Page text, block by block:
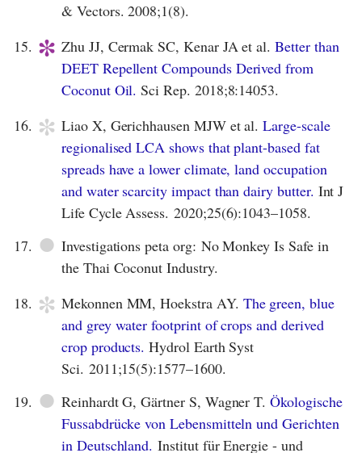
& Vectors. 2008;1(8).
15. * Zhu JJ, Cermak SC, Kenar JA et al.Better than
DEET Repellent Compounds Derived from
Coconut Oil. Sci Rep. 2018;8:14053.
16. * Liao X, Gerichhausen MJW et al.Large-scale
regionalised LCA shows that plant-based fat
spreads have a lower climate, land occupation
and water scarcity impact than dairy butter. Int J
Life Cycle Assess. 2020;25(6):1043–1058.
17. ● Investigations peta org: No Monkey Is Safe in
the Thai Coconut Industry.
18. * Mekonnen MM, Hoekstra AY. The green, blue
and grey water footprint of crops and derived
crop products. Hydrol Earth Syst
Sci. 2011;15(5):1577–1600.
19. ● Reinhardt G, Gärtner S, Wagner T.Ökologische
Fussabdrücke von Lebensmitteln und Gerichten
in Deutschland. Institut für Energie - und